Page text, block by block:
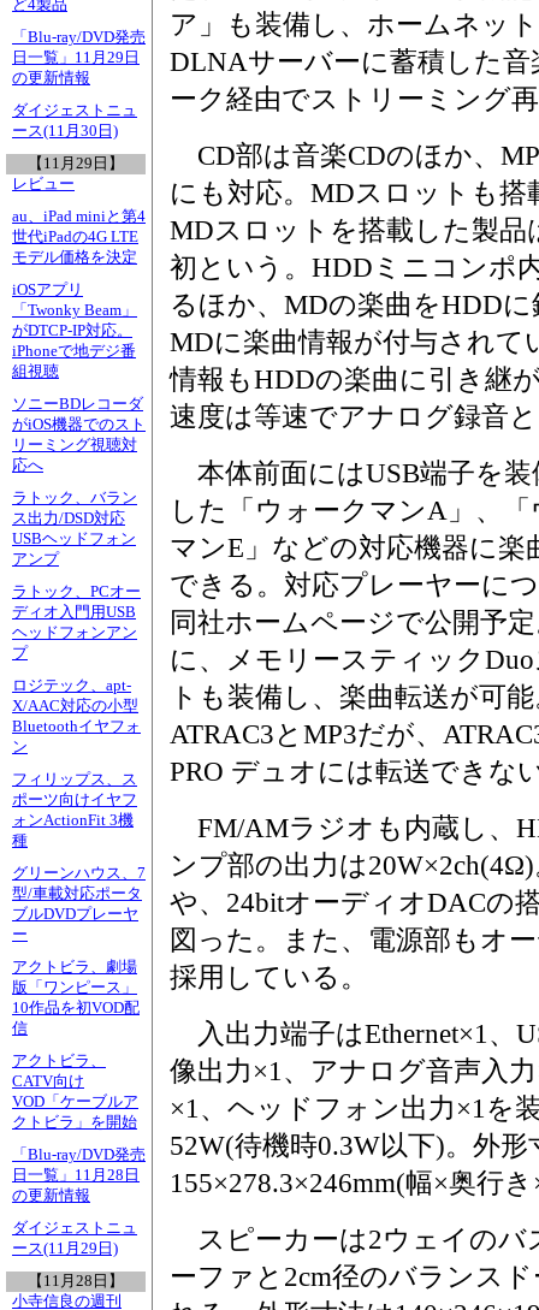
ど4製品
「Blu-ray/DVD発売
日一覧」11月29日
の更新情報
ダイジェストニュ
ース(11月30日)
【11月29日】
レビュー
au、iPad miniと第4
世代iPadの4G LTE
モデル価格を決定
iOSアプリ
「Twonky Beam」
がDTCP-IP対応。
iPhoneで地デジ番
組視聴
ソニーBDレコーダ
がiOS機器でのスト
リーミング視聴対
応へ
ラトック、バラン
ス出力/DSD対応
USBヘッドフォン
アンプ
ラトック、PCオー
ディオ入門用USB
ヘッドフォンアン
プ
ロジテック、apt-
X/AAC対応の小型
Bluetoothイヤフォ
ン
フィリップス、ス
ポーツ向けイヤフ
ォンActionFit 3機
種
グリーンハウス、7
型/車載対応ポータ
ブルDVDプレーヤ
ー
アクトビラ、劇場
版「ワンピース」
10作品を初VOD配
信
アクトビラ、
CATV向け
VOD「ケーブルア
クトビラ」を開始
「Blu-ray/DVD発売
日一覧」11月28日
の更新情報
ダイジェストニュ
ース(11月29日)
【11月28日】
小寺信良の週刊
ア」も装備し、ホームネッ
DLNAサーバーに蓄積した
ーク経由でストリーミング
CD部は音楽CDのほか、
にも対応。MDスロットも
MDスロットを搭載した製品
初という。HDDミニコンポ
るほか、MDの楽曲をHDD
MDに楽曲情報が付与されて
情報もHDDの楽曲に引き継
速度は等速でアナログ録音
本体前面にはUSB端子を装
した「ウォークマンA」、
マンE」などの対応機器に楽
できる。対応プレーヤーに
同社ホームページで公開予
に、メモリースティック
トも装備し、楽曲転送が可
ATRAC3とMP3だが、
PRO デュオには転送できな
FM/AMラジオも内蔵し、
ンプ部の出力は
や、24bitオーディオDACの
図った。また、電源部もオ
採用している。
入出力端子はEthernet×1、
像出力×1、アナログ音声入
×1、ヘッドフォン出力×1を
52W(待機時0.3W以下)。外形
155×278.3×246mm(幅×奥行
スピーカーは2ウェイのバ
ーファと2cm径のバランス